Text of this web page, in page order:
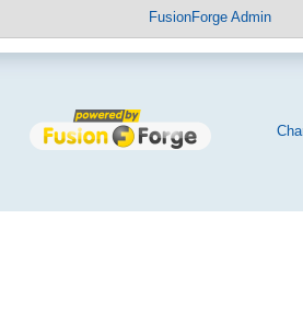
FusionForge Admin